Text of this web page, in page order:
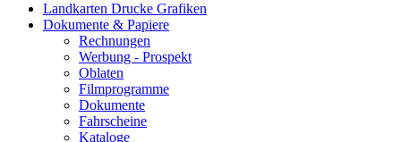
Landkarten Drucke Grafiken
Dokumente & Papiere
Rechnungen
Werbung - Prospekt
Oblaten
Filmprogramme
Dokumente
Fahrscheine
Kataloge